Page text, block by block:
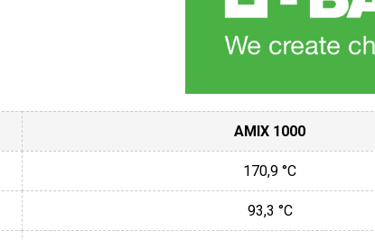
AMIX 1000
170,9 °C
93,3 °C